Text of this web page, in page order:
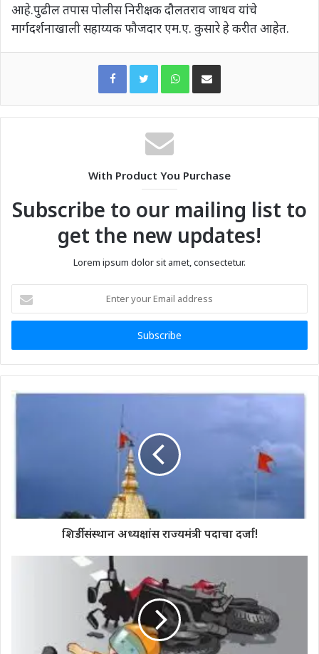
आहे.पुढील तपास पोलीस निरीक्षक दौलतराव जाधव यांचे
मार्गदर्शनाखाली सहाय्यक फौजदार एम.ए. कुसारे हे करीत आहेत.
WhatsAppShare via Email
With Product You Purchase
Subscribe to our mailing list to
get the new updates!
Lorem ipsum dolor sit amet, consectetur.
your
Email
शिर्डी संस्थान अध्यक्षांस राज्यमंत्री पदाचा दर्जा!